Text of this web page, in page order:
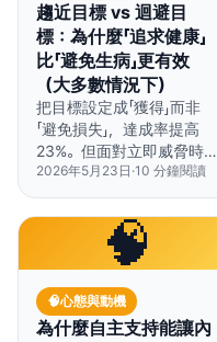
與自我決定理論(自主性·勝
任感·關聯性)之上,從 126
種原型 × 2,000+ 行為資
料庫中,針對每一刻變化的
使用者訊號匹配處方。
HAVIT 不是醫療診斷工具;
臨床診斷與治療決策屬於
醫師的專業領域。
趨近目標 vs 迴避目
標：為什麼「追求健康」
比「避免生病」更有效
（大多數情況下）
把目標設定成「獲得」而非
「避免損失」，達成率提高
23%。但面對立即威脅時，
迴避框架反而更有效。
2026年5月23日 ·10 分鐘閱讀
🧠
🧠心態與動機
為什麼自主支持能讓內